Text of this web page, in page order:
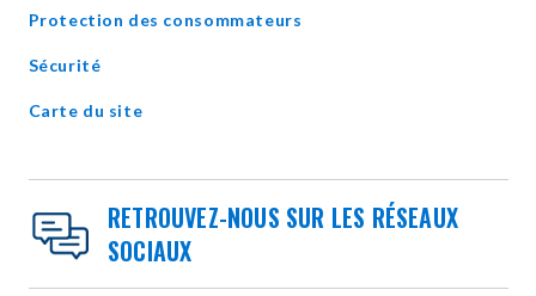
Protection des consommateurs
Sécurité
Carte du site
RETROUVEZ-NOUS SUR LES RÉSEAUX
SOCIAUX